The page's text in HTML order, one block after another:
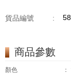
貨品編號 :
商品參數
顏色 ：